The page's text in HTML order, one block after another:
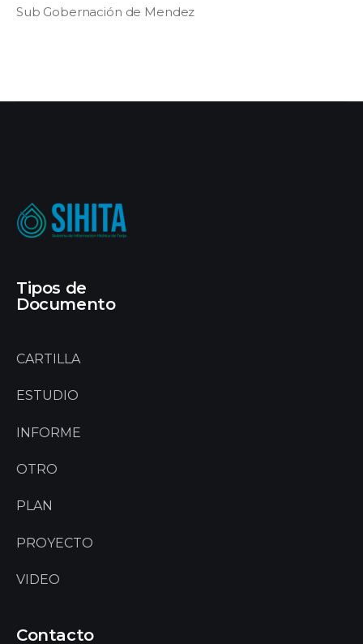
Sub Gobernación de Mendez
Tipos de
Documento
CARTILLA
ESTUDIO
INFORME
OTRO
PLAN
PROYECTO
VIDEO
Contacto